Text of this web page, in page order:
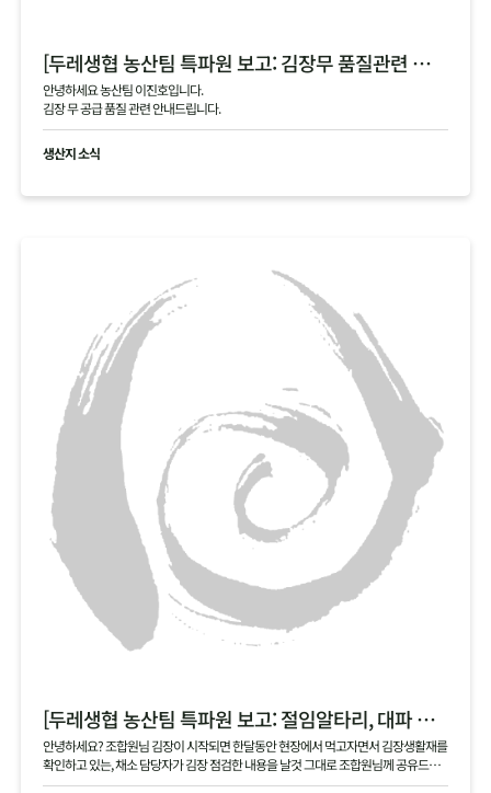
[두레생협 농산팀 특파원 보고: 김장무 품질관련 안내]
안녕하세요 농산팀 이진호입니다.
김장 무 공급 품질 관련 안내드립니다.
생산지 소식
[두레생협 농산팀 특파원 보고: 절임알타리, 대파 현장]
안녕하세요? 조합원님 김장이 시작되면 한달동안 현장에서 먹고자면서 김장생활재를
확인하고 있는, 채소 담당자가 김장 점검한 내용을 날것 그대로 조합원님께 공유드립
니다 .